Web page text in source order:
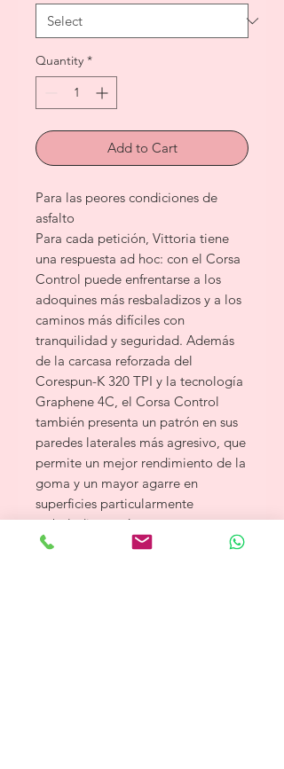
Quantity *
Add to Cart
Para las peores condiciones de
asfalto
Para cada petición, Vittoria tiene
una respuesta ad hoc: con el Corsa
Control puede enfrentarse a los
adoquines más resbaladizos y a los
caminos más difíciles con
tranquilidad y seguridad. Además
de la carcasa reforzada del
Corespun-K 320 TPI y la tecnología
Graphene 4C, el Corsa Control
también presenta un patrón en sus
paredes laterales más agresivo, que
permite un mejor rendimiento de la
goma y un mayor agarre en
superficies particularmente
resbaladizas, así como una mayor
durabilidad.